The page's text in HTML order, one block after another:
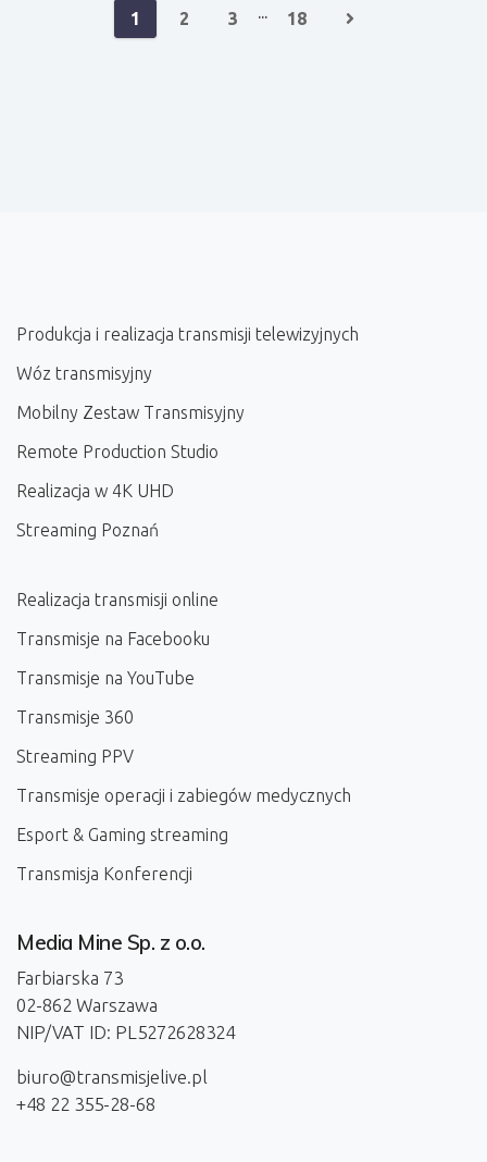
1 2 3 ... 18
Produkcja i realizacja transmisji telewizyjnych
Wóz transmisyjny
Mobilny Zestaw Transmisyjny
Remote Production Studio
Realizacja w 4K UHD
Streaming Poznań
Realizacja transmisji online
Transmisje na Facebooku
Transmisje na YouTube
Transmisje 360
Streaming PPV
Transmisje operacji i zabiegów medycznych
Esport & Gaming streaming
Transmisja Konferencji
Media Mine Sp. z o.o.
Farbiarska 73
02-862 Warszawa
NIP/VAT ID: PL5272628324
biuro@transmisjelive.pl
+48 22 355-28-68